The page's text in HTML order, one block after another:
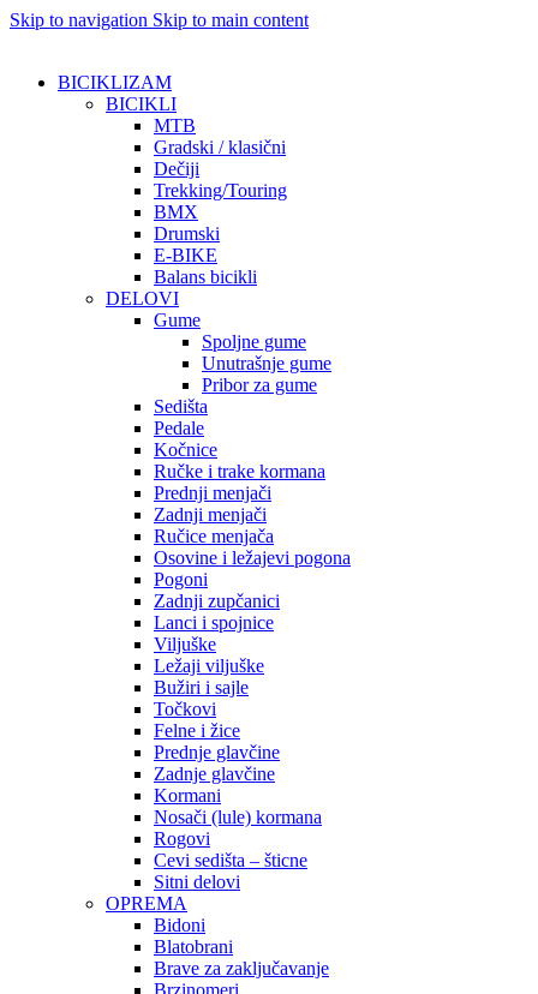
Skip to navigation Skip to main content
BICIKLIZAM
BICIKLI
MTB
Gradski / klasični
Dečiji
Trekking/Touring
BMX
Drumski
E-BIKE
Balans bicikli
DELOVI
Gume
Spoljne gume
Unutrašnje gume
Pribor za gume
Sedišta
Pedale
Kočnice
Ručke i trake kormana
Prednji menjači
Zadnji menjači
Ručice menjača
Osovine i ležajevi pogona
Pogoni
Zadnji zupčanici
Lanci i spojnice
Viljuške
Ležaji viljuške
Bužiri i sajle
Točkovi
Felne i žice
Prednje glavčine
Zadnje glavčine
Kormani
Nosači (lule) kormana
Rogovi
Cevi sedišta – šticne
Sitni delovi
OPREMA
Bidoni
Blatobrani
Brave za zaključavanje
Brzinomeri